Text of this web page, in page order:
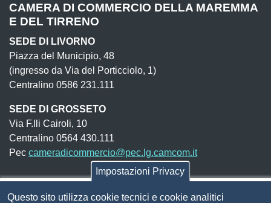
CAMERA DI COMMERCIO DELLA MAREMMA
E DEL TIRRENO
SEDE DI LIVORNO
Piazza del Municipio, 48
(ingresso da Via del Porticciolo, 1)
Centralino 0586 231.111
SEDE DI GROSSETO
Via F.lli Cairoli, 10
Centralino 0564 430.111
Pec cameradicommercio@pec.lg.camcom.it
Impostazioni Privacy
Questo sito utilizza cookie tecnici e cookie analitici